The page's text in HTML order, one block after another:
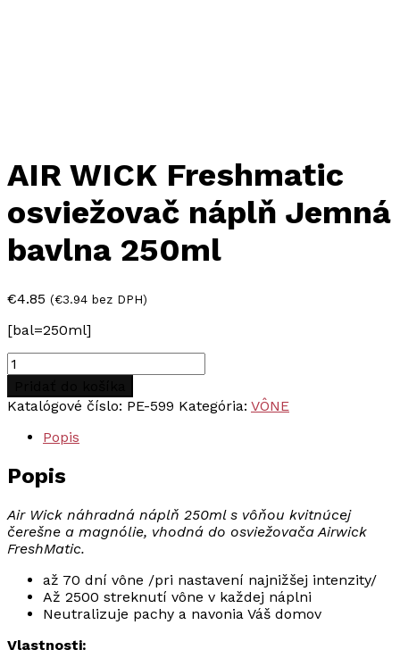
AIR WICK Freshmatic
osviežovač náplň Jemná
bavlna 250ml
€4.85 (€3.94 bez DPH)
[bal=250ml]
množstvo
AIR
WICK
Freshmatic
osviežovač
náplň
bavlna
Katalógové číslo: PE-599 Kategória: VÔNE
Popis
Popis
Air Wick náhradná náplň 250ml s vôňou kvitnúcej
čerešne a magnólie, vhodná do osviežovača Airwick
FreshMatic.
až 70 dní vône /pri nastavení najnižšej intenzity/
Až 2500 streknutí vône v každej náplni
Neutralizuje pachy a navonia Váš domov
Vlastnosti: